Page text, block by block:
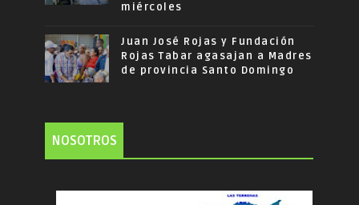
miércoles
Juan José Rojas y Fundación
Rojas Tabar agasajan a Madres
de provincia Santo Domingo
NOSOTROS